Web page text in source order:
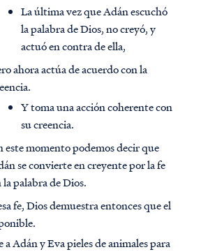
La última vez que Adán escuchó
la palabra de Dios, no creyó, y
actuó en contra de ella,
ahora actúa de acuerdo con la
Y toma una acción coherente con
su creencia.
este momento podemos decir que
se convierte en creyente por la fe
la palabra de Dios.
fe, Dios demuestra entonces que el
a Adán y Eva pieles de animales para